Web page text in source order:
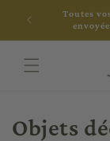
Skip to
content
Toutes
C
Objets